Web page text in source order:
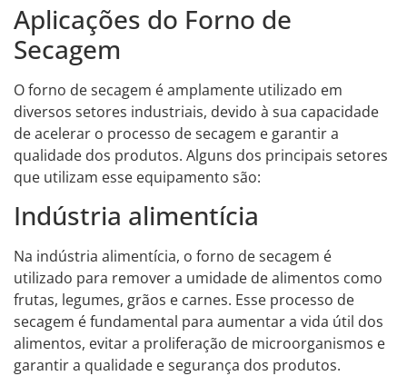
Aplicações do Forno de
Secagem
O forno de secagem é amplamente utilizado em
diversos setores industriais, devido à sua capacidade
de acelerar o processo de secagem e garantir a
qualidade dos produtos. Alguns dos principais setores
que utilizam esse equipamento são:
Indústria alimentícia
Na indústria alimentícia, o forno de secagem é
utilizado para remover a umidade de alimentos como
frutas, legumes, grãos e carnes. Esse processo de
secagem é fundamental para aumentar a vida útil dos
alimentos, evitar a proliferação de microorganismos e
garantir a qualidade e segurança dos produtos.